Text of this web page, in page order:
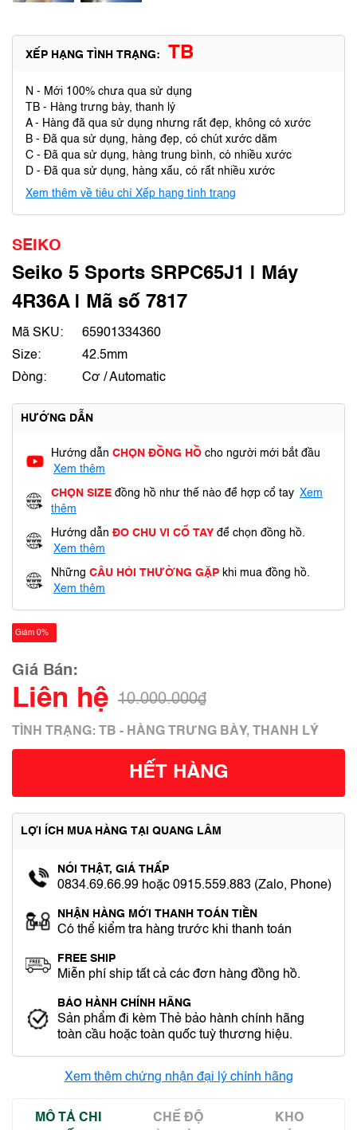
XẾP HẠNG TÌNH TRẠNG: TB
N - Mới 100% chưa qua sử dụng
TB - Hàng trưng bày, thanh lý
A - Hàng đã qua sử dụng nhưng rất đẹp, không có xước
B - Đã qua sử dụng, hàng đẹp, có chút xước dăm
C - Đã qua sử dụng, hàng trung bình, có nhiều xước
D - Đã qua sử dụng, hàng xấu, có rất nhiều xước
Xem thêm về tiêu chí Xếp hạng tình trạng
SEIKO
Seiko 5 Sports SRPC65J1 | Máy
4R36A | Mã số 7817
Mã SKU:
65901334360
Size:
42.5mm
Dòng:
Cơ / Automatic
HƯỚNG DẪN
Hướng dẫn CHỌN ĐỒNG HỒ cho người mới bắt đầu
Xem thêm
CHỌN SIZE đồng hồ như thế nào để hợp cổ tay Xem
thêm
Hướng dẫn ĐO CHU VI CỔ TAY để chọn đồng hồ.
Xem thêm
Những CÂU HỎI THƯỜNG GẶP khi mua đồng hồ.
Xem thêm
Giảm 0%
Giá Bán:
Liên hệ 10.000.000₫
TÌNH TRẠNG: TB - HÀNG TRƯNG BÀY, THANH LÝ
HẾT HÀNG
LỢI ÍCH MUA HÀNG TẠI QUANG LÂM
NÓI THẬT, GIÁ THẤP
0834.69.66.99 hoặc 0915.559.883 (Zalo, Phone)
NHẬN HÀNG MỚI THANH TOÁN TIỀN
Có thể kiểm tra hàng trước khi thanh toán
FREE SHIP
Miễn phí ship tất cả các đơn hàng đồng hồ.
BẢO HÀNH CHÍNH HÃNG
Sản phẩm đi kèm Thẻ bảo hành chính hãng
toàn cầu hoặc toàn quốc tuỳ thương hiệu.
Xem thêm chứng nhận đại lý chính hãng
MÔ TẢ CHI CHẾ ĐỘ KHO